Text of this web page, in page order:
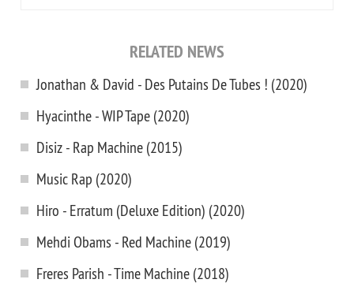
RELATED NEWS
Jonathan & David - Des Putains De Tubes ! (2020)
Hyacinthe - WIP Tape (2020)
Disiz - Rap Machine (2015)
Music Rap (2020)
Hiro - Erratum (Deluxe Edition) (2020)
Mehdi Obams - Red Machine (2019)
Freres Parish - Time Machine (2018)